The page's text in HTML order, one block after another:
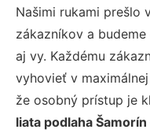
Našimi rukami prešlo
zákazníkov a
aj vy. Každému
vyhovieť v
že osobný prístup je
liata podlaha Šamorín